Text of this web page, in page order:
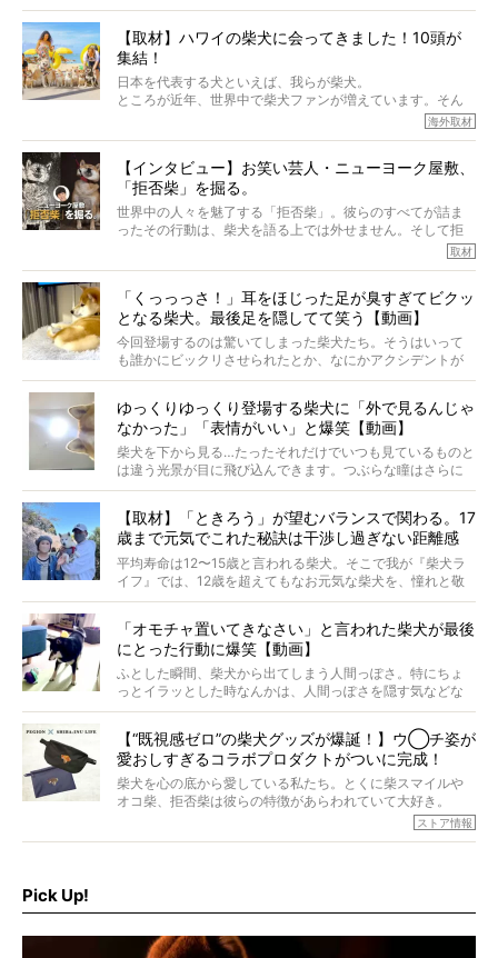
でも、いざそれぞれの個体を見ていくと、丈夫で病気にも
なりにくい、とは言えないような気もするのです。
実際に「病気にならない」などということはないし、飼い
主はそのためにやるべきことがある。
今回は、柴犬に関わる方たちすべてに読んで欲しい、ある
語でした。
※文章はご本人の了承を得て編集しています
※画像はすべてイメージです
※この記事は個人の感想であり、効果・効能を示すものではありません
【取材】ハワイの柴犬に会ってきました！10頭が
集結！
日本を代表する犬といえば、我らが柴犬。
ところが近年、世界中で柴犬ファンが増えています。そん
な中「柴犬ライフ」が目をつけたのは、南の楽園ハワイ。
そんな噂を聞きつけ、今回はハワイの柴犬たちを取材して
きました！
海外取材
【インタビュー】お笑い芸人・ニューヨーク屋敷、
「拒否柴」を掘る。
世界中の人々を魅了する「拒否柴」。彼らのすべてが詰ま
ったその行動は、柴犬を語る上では外せません。そして拒
否柴がここまで話題になるのは、“映える”ことも理由のひと
がるのでしょうか。
最近版画製作を始めた、お笑いコンビ「ニューヨーク」の
屋敷裕政さんに、拒否柴を掘っていただきました！ イン
タビューと合わせてご覧ください。
取材
「くっっっさ！」耳をほじった足が臭すぎてビクッ
となる柴犬。最後足を隠してて笑う【動画】
今回登場するのは驚いてしまった柴犬たち。そうはいって
も誰かにビックリさせられたとか、なにかアクシデントが
起きたとか、そういうことが原因ではありません。全ての
ゆっくりゆっくり登場する柴犬に「外で見るんじゃ
なかった」「表情がいい」と爆笑【動画】
柴犬を下から見る…たったそれだけでいつも見ているものと
は違う光景が目に飛び込んできます。つぶらな瞳はさらに
つぶらに見え、モフモフのお顔はさらにモフモフに見えま
【取材】「ときろう」が望むバランスで関わる。17
歳まで元気でこれた秘訣は干渉し過ぎない距離感
#38ときろう
平均寿命は12〜15歳と言われる柴犬。そこで我が『柴犬ラ
イフ』では、12歳を超えてもなお元気な柴犬を、憧れと敬
意を込めて“レジェンド柴”と呼んでいます。 この特集で
ォーカスし、その元気の秘訣や、老犬と暮らすうえで大切
だと思うことを、オーナーさんに語っていただきます。今
回登場してくれたのは、17歳のときろうくん。小さい頃か
ら食が細かったため、何でも食べさせてきたということで
「オモチャ置いてきなさい」と言われた柴犬が最後
にとった行動に爆笑【動画】
ふとした瞬間、柴犬から出てしまう人間っぽさ。特にちょ
っとイラッとした時なんかは、人間っぽさを隠す気などな
いように見えます。もしかして本当の本当は、中身は人間
【“既視感ゼロ”の柴犬グッズが爆誕！】ウ◯チ姿が
愛おしすぎるコラボプロダクトがついに完成！
柴犬を心の底から愛している私たち。とくに柴スマイルや
オコ柴、拒否柴は彼らの特徴があらわれていて大好き。
でもちょっと待て…もうひとつ、忘れてはならない愛おしい
ストア情報
Pick Up!